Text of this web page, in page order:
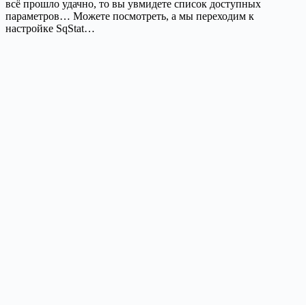
всё прошло удачно, то вы увмидете список доступных
параметров… Можете посмотреть, а мы переходим к
настройке SqStat…